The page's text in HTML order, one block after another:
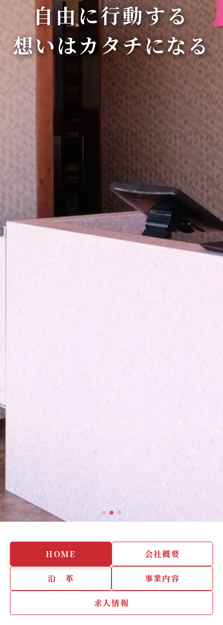
自由に行動する
想いはカタチになる
HOME 会社概要
沿 革 事業内容
求人情報